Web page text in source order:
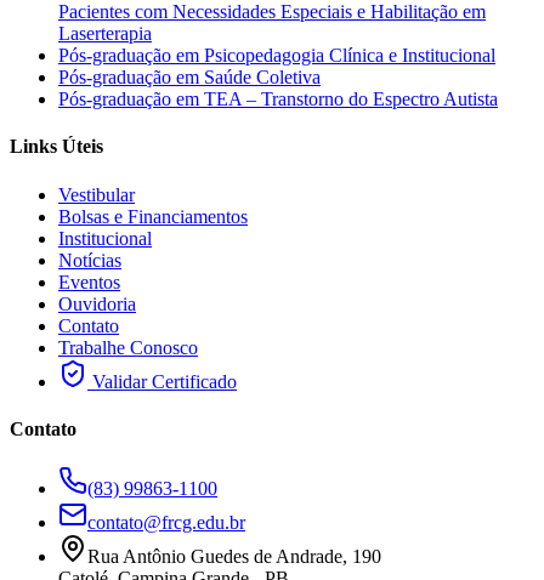
Pacientes com Necessidades Especiais e Habilitação em
Laserterapia
Pós-graduação em Psicopedagogia Clínica e Institucional
Pós-graduação em Saúde Coletiva
Pós-graduação em TEA – Transtorno do Espectro Autista
Links Úteis
Vestibular
Bolsas e Financiamentos
Institucional
Notícias
Eventos
Ouvidoria
Contato
Trabalhe Conosco
Validar Certificado
Contato
(83) 99863-1100
contato@frcg.edu.br
Rua Antônio Guedes de Andrade, 190